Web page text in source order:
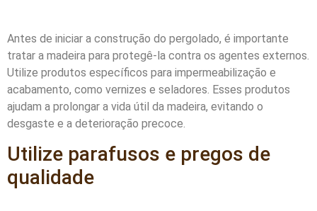
Antes de iniciar a construção do pergolado, é importante
tratar a madeira para protegê-la contra os agentes externos.
Utilize produtos específicos para impermeabilização e
acabamento, como vernizes e seladores. Esses produtos
ajudam a prolongar a vida útil da madeira, evitando o
desgaste e a deterioração precoce.
Utilize parafusos e pregos de
qualidade